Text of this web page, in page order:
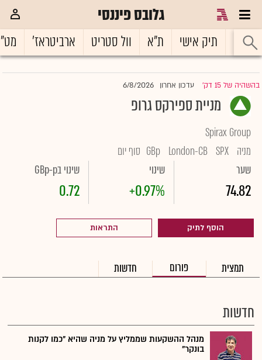
גלובס פיננסי
ראשי תיק אישי ת"א וול סטריט ארביטראז'
בהשהיה של 15 דק' |עדכון אחרון 6/8/2026
מניית ספירקס גרופ
Spirax Group
מניה SPX
London-CB
GBp סוף יום
שער
74.82
שינוי
+0.97%
שינוי בGBp-p
0.72
הוסף לתיק התראות
תמצית פורום חדשות
חדשות
מנהל ההשקעות שממליץ על מניה שהיא "כמו לקנות
בונקר"